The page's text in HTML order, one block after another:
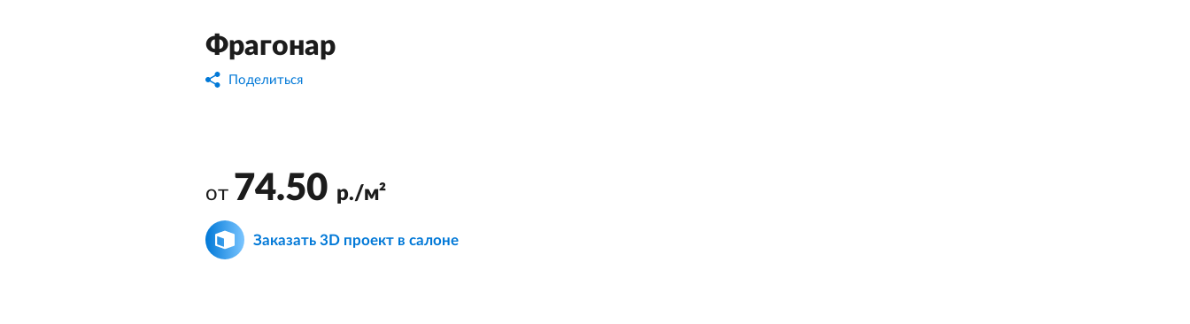
Фрагонар
Поделиться
от 74.50 р./м²
Заказать 3D проект в салоне